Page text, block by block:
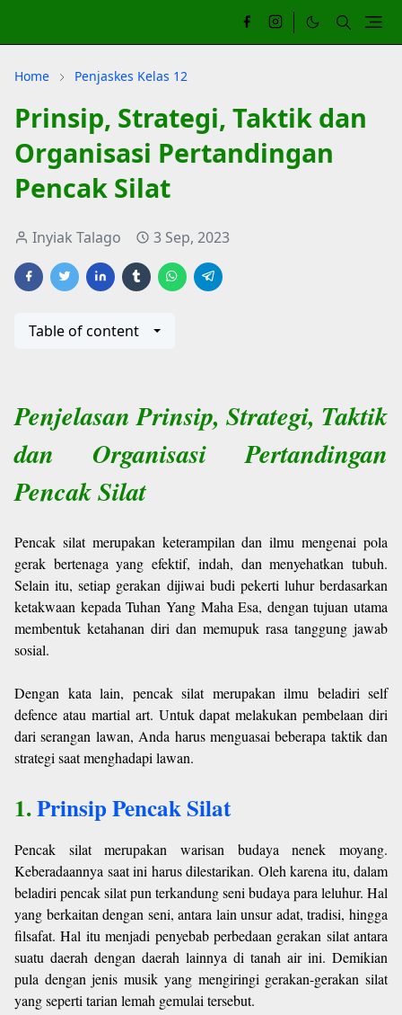
Home Penjaskes Kelas 12
Prinsip, Strategi, Taktik dan
Organisasi Pertandingan
Pencak Silat
Inyiak Talago 3 Sep, 2023
Table of content
Penjelasan Prinsip, Strategi, Taktik
dan Organisasi Pertandingan
Pencak Silat
Pencak silat merupakan keterampilan dan ilmu mengenai pola
gerak bertenaga yang efektif, indah, dan menyehatkan tubuh.
Selain itu, setiap gerakan dijiwai budi pekerti luhur berdasarkan
ketakwaan kepada Tuhan Yang Maha Esa, dengan tujuan utama
membentuk ketahanan diri dan memupuk rasa tanggung jawab
sosial.
Dengan kata lain, pencak silat merupakan ilmu beladiri self
defence atau martial art. Untuk dapat melakukan pembelaan diri
dari serangan lawan, Anda harus menguasai beberapa taktik dan
strategi saat menghadapi lawan.
1.Prinsip Pencak Silat
Pencak silat merupakan warisan budaya nenek moyang.
Keberadaannya saat ini harus dilestarikan. Oleh karena itu, dalam
beladiri pencak silat pun terkandung seni budaya para leluhur. Hal
yang berkaitan dengan seni, antara lain unsur adat, tradisi, hingga
filsafat. Hal itu menjadi penyebab perbedaan gerakan silat antara
suatu daerah dengan daerah lainnya di tanah air ini. Demikian
pula dengan jenis musik yang mengiringi gerakan-gerakan silat
yang seperti tarian lemah gemulai tersebut.